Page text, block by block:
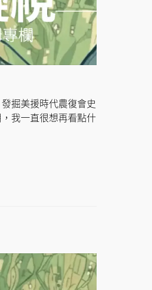
掘美援時代農復會史
我一直很想再看點什